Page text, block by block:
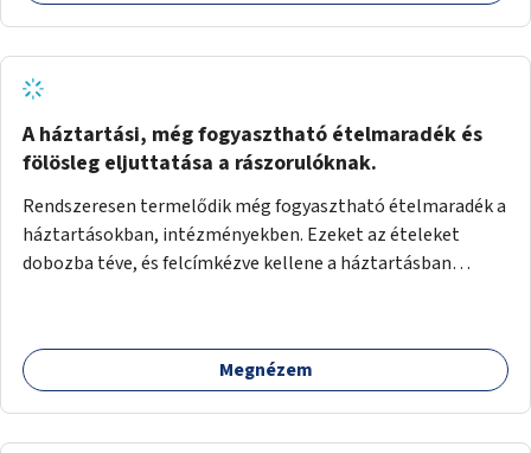
A háztartási, még fogyasztható ételmaradék és
fölösleg eljuttatása a rászorulóknak.
Rendszeresen termelődik még fogyasztható ételmaradék a
háztartásokban, intézményekben. Ezeket az ételeket
dobozba téve, és felcímkézve kellene a háztartásban
kihelyezés pontos ideje. (A szekrények belső elrendezését,
rekeszeit, beosztását nem tudom, hogy itt kell-e leírni.)
Megnézem